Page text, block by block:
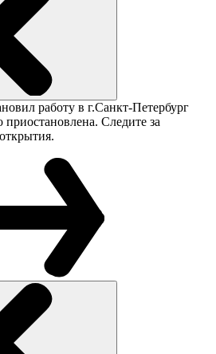
работу в г.Санкт-Петербург
приостановлена. Следите за